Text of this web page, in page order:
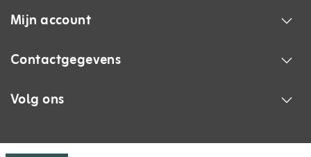
Mijn account
Contactgegevens
Volg ons